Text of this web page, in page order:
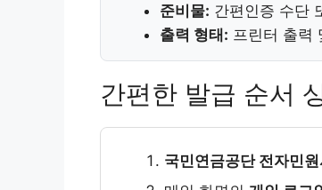
준비물: 간편인증 수단
출력 형태: 프린터 출력
간편한 발급 순서
국민연금공단 전자민